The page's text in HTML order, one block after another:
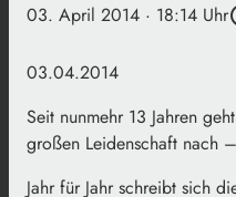
03. April 2014 · 18:14 Uhr
03.04.2014
Seit nunmehr 13 Jahren
großen Leidenschaft nach
Jahr für Jahr schreibt sich